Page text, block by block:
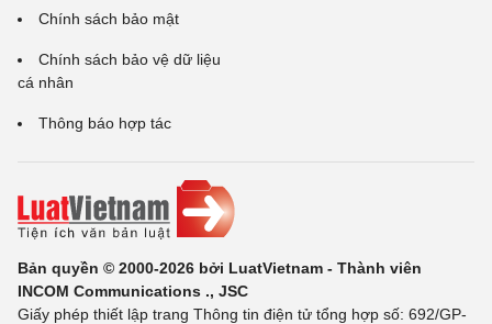
Chính sách bảo mật
Chính sách bảo vệ dữ liệu
cá nhân
Thông báo hợp tác
Bản quyền © 2000-2026 bởi LuatVietnam - Thành viên
INCOM Communications ., JSC
Giấy phép thiết lập trang Thông tin điện tử tổng hợp số: 692/GP-